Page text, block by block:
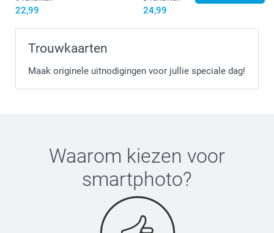
Hier vind je de voedingsinformatie voor degummy
beertjes & hartjes
22,99 24,99
Trouwkaarten
Maak originele uitnodigingen voor jullie speciale dag!
Waarom kiezen voor
smartphoto?